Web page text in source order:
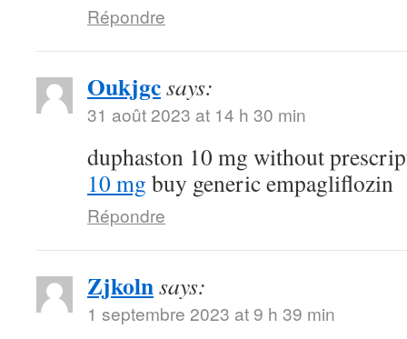
Répondre
Oukjgcsays:
31 août 2023 at 14 h 30 min
duphaston 10 mg without
10 mg buy generic empagliflozin
Répondre
Zjkolnsays:
1 septembre 2023 at 9 h 39 min